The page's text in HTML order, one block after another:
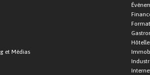
et Médias